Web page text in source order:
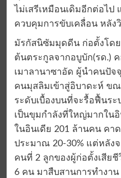
ไม่เสรีเหมือนเดิมอีกต่อไป
ควบคุมการขับเคลื่อน หลั
มัรกัสนิซัมมุดดีน ก่อตั้งโด
ต้นตระกูลจากอบูบัก(รด.)
เมาลานาซาอัด ผู้นำคนปัจ
คนมุสลิมเข้าสู่อิบาดะห์ ข
ระดับเบื้องบนที่จะรื้อฟื้นร
เป็นขุมกำลังที่ใหญ่มากใน
ในอินเดีย 201 ล้านคน คา
ประมาณ 20-30% แต่หลัง
คนที่ 2 ลูกของผู้ก่อตั้งเสีย
6 คน มาสืบสานการทำงา